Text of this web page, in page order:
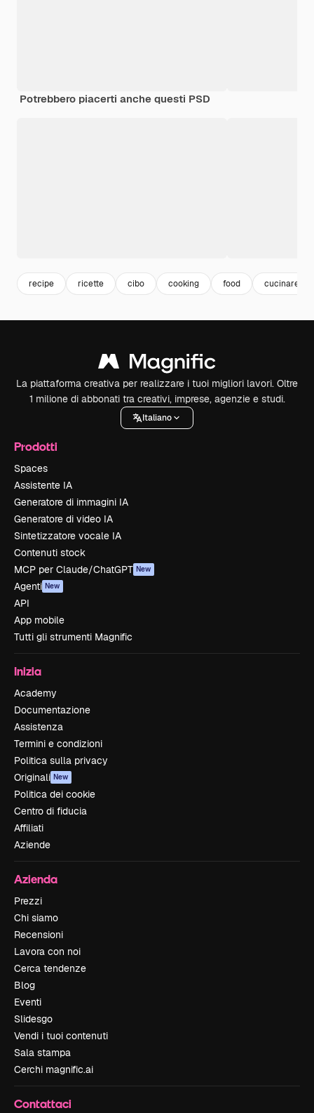
Potrebbero piacerti anche questi PSD
recipe ricette cibo cooking food cucinare
La piattaforma creativa per realizzare i tuoi migliori lavori. Oltre
1 milione di abbonati tra creativi, imprese, agenzie e studi.
Italiano
Prodotti
Spaces
Assistente IA
Generatore di immagini IA
Generatore di video IA
Sintetizzatore vocale IA
Contenuti stock
MCP per Claude/ChatGPT New
Agenti New
API
App mobile
Tutti gli strumenti Magnific
Inizia
Academy
Documentazione
Assistenza
Termini e condizioni
Politica sulla privacy
Originali New
Politica dei cookie
Centro di fiducia
Affiliati
Aziende
Azienda
Prezzi
Chi siamo
Recensioni
Lavora con noi
Cerca tendenze
Blog
Eventi
Slidesgo
Vendi i tuoi contenuti
Sala stampa
Cerchi magnific.ai
Contattaci